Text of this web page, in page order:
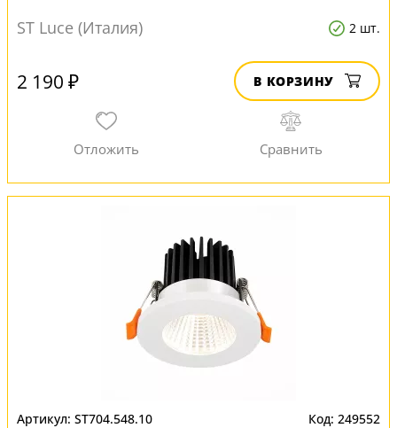
ST Luce (Италия) 2 шт.
2 190 ₽ В КОРЗИНУ
ST704.548.10 249552